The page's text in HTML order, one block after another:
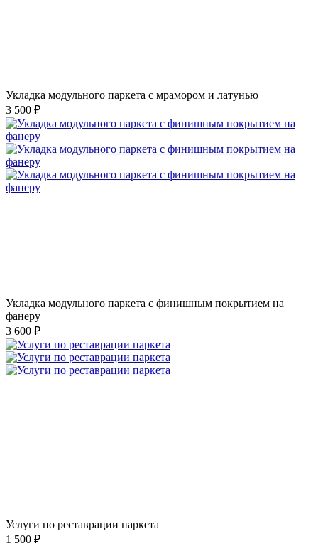
Укладка модульного паркета с мрамором и латунью
3 500 ₽
Укладка модульного паркета с финишным покрытием на
фанеру
3 600 ₽
Услуги по реставрации паркета
1 500 ₽